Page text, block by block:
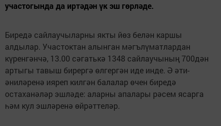
участогында да иртәдән үк эш гөрләде.
Биредә сайлаучыларны якты йөз белән каршы
алдылар. Участоктан алынган мәгълүматлардан
күренгәнчә, 13.00 сәгатькә 1348 сайлаучының 700дән
артыгы тавыш бирергә өлгергән иде инде. Ә әти-
әниләренә ияреп килгән балалар өчен биредә
остаханәләр эшләде: аларны апалары рәсем ясарга
һәм кул эшләренә өйрәттеләр.